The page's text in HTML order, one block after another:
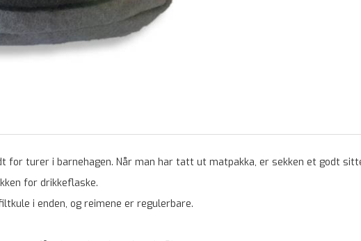
for turer i barnehagen. Når man har tatt ut matpakka, er sekken et godt
for drikkeflaske.
i enden, og reimene er regulerbare.